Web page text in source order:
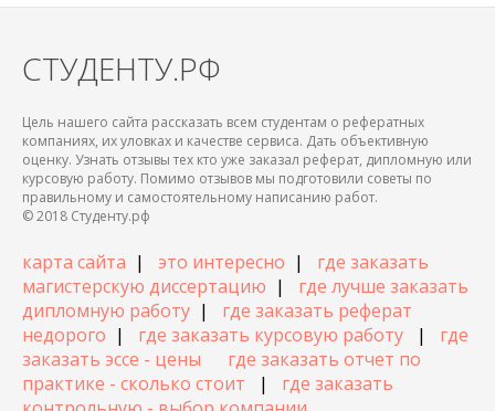
СТУДЕНТУ.РФ
Цель нашего сайта рассказать всем студентам о рефератных
компаниях, их уловках и качестве сервиса. Дать объективную
оценку. Узнать отзывы тех кто уже заказал реферат, дипломную или
курсовую работу. Помимо отзывов мы подготовили советы по
правильному и самостоятельному написанию работ.
© 2018 Студенту.рф
карта сайта | это интересно | где заказать
магистерскую диссертацию | где лучше заказать
дипломную работу | где заказать реферат
недорого | где заказать курсовую работу | где
заказать эссе - цены
где заказать отчет по
практике - сколько стоит | где заказать